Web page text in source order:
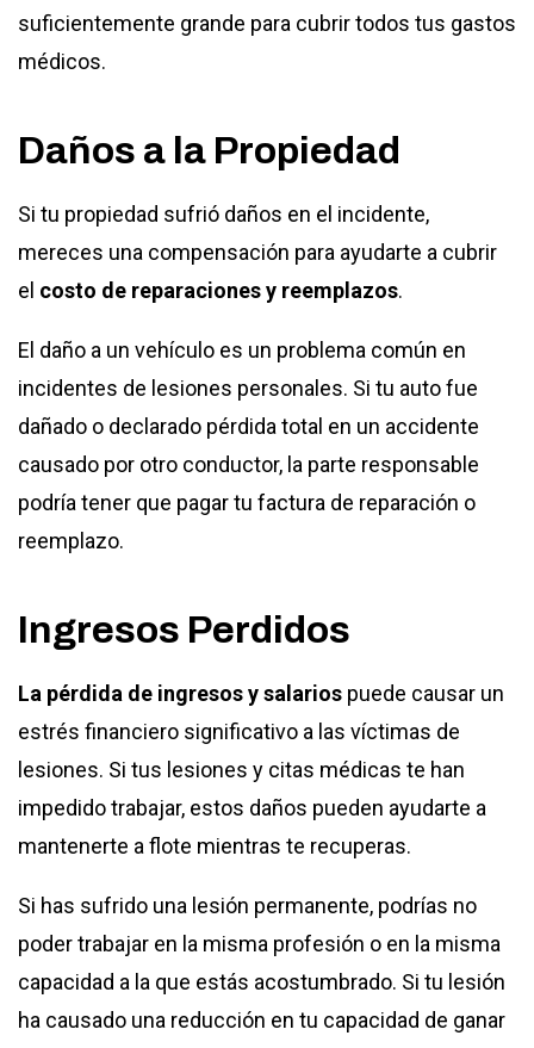
suficientemente grande para cubrir todos tus gastos
médicos.
Daños a la Propiedad
Si tu propiedad sufrió daños en el incidente,
mereces una compensación para ayudarte a cubrir
el costo de reparaciones y reemplazos.
El daño a un vehículo es un problema común en
incidentes de lesiones personales. Si tu auto fue
dañado o declarado pérdida total en un accidente
causado por otro conductor, la parte responsable
podría tener que pagar tu factura de reparación o
reemplazo.
Ingresos Perdidos
La pérdida de ingresos y salarios puede causar un
estrés financiero significativo a las víctimas de
lesiones. Si tus lesiones y citas médicas te han
impedido trabajar, estos daños pueden ayudarte a
mantenerte a flote mientras te recuperas.
Si has sufrido una lesión permanente, podrías no
poder trabajar en la misma profesión o en la misma
capacidad a la que estás acostumbrado. Si tu lesión
ha causado una reducción en tu capacidad de ganar